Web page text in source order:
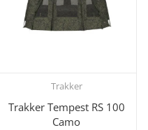
Trakker
Trakker Tempest RS 100
Camo